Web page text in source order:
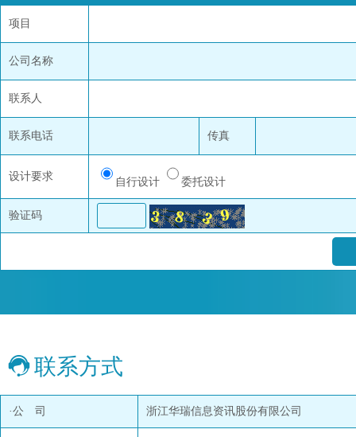
项目
公司名称
联系人
联系电话 传真
设计要求 自行设计 委托设计
验证码
联系方式
·公 司 浙江华瑞信息资讯股份有限公司